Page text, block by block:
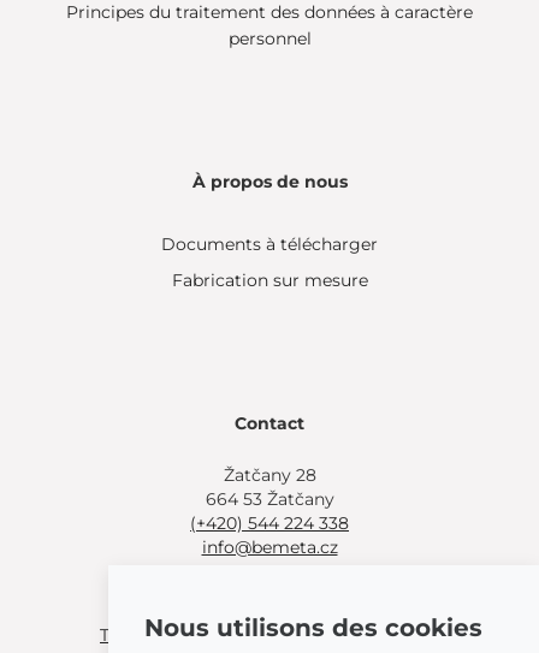
Principes du traitement des données à caractère
personnel
À propos de nous
Documents à télécharger
Fabrication sur mesure
Contact
Žatčany 28
664 53 Žatčany
(+420) 544 224 338
info@bemeta.cz
Trouver un revendeur près de chez vous.
Nous utilisons des cookies